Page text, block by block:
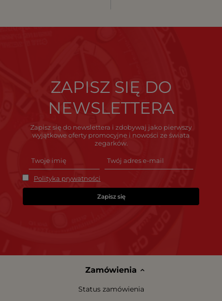
ZAPISZ SIĘ DO
NEWSLETTERA
Zapisz się do newslettera i zdobywaj jako pierwszy
wyjątkowe oferty promocyjne i nowości ze świata
zegarków.
Polityka prywatności
Zapisz się
Zamówienia
Status zamówienia